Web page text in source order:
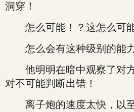
洞穿！
怎么可能！？这怎么可
怎么会有这种级别的能
他明明在暗中观察了对
对不可能判断出错！
离子炮的速度太快，以至